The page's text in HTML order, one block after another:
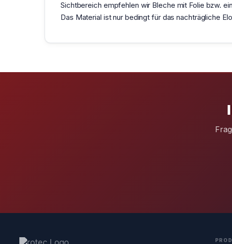
Sichtbereich empfehlen wir Bleche mit Folie bzw.
Das Material ist nur bedingt für das nachträgliche